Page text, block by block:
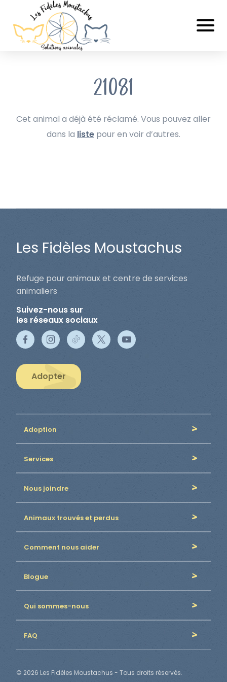
21081
Cet animal a déjà été réclamé. Vous pouvez aller
dans la liste pour en voir d’autres.
Les Fidèles Moustachus
Refuge pour animaux et centre de services
animaliers
Suivez-nous sur
les réseaux sociaux
Adopter
Adoption
Services
Nous joindre
Animaux trouvés et perdus
Comment nous aider
Blogue
Qui sommes-nous
FAQ
© 2026 Les Fidèles Moustachus - Tous droits réservés.